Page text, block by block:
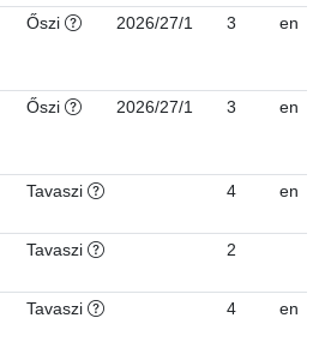
Őszi 2026/27/1 3 en
Őszi 2026/27/1 3 en
Tavaszi 4 en
Tavaszi 2
Tavaszi 4 en